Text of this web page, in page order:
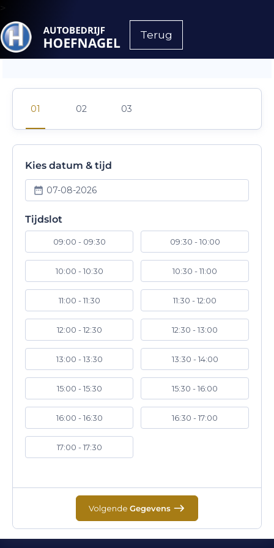
>
Terug
Kies datum & tijd
07-08-2026
Tijdslot
09:00 - 09:30 09:30 - 10:00
10:00 - 10:30 10:30 - 11:00
11:00 - 11:30 11:30 - 12:00
12:00 - 12:30 12:30 - 13:00
13:00 - 13:30 13:30 - 14:00
15:00 - 15:30 15:30 - 16:00
16:00 - 16:30 16:30 - 17:00
17:00 - 17:30
Volgende Gegevens